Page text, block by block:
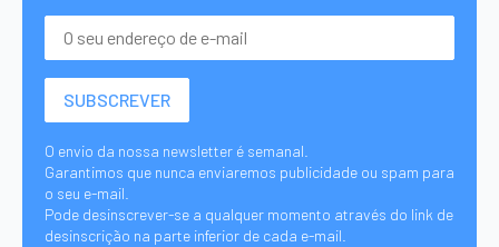
O envio da nossa newsletter é semanal.
Garantimos que nunca enviaremos publicidade ou spam para
o seu e-mail.
Pode desinscrever-se a qualquer momento através do link de
desinscrição na parte inferior de cada e-mail.